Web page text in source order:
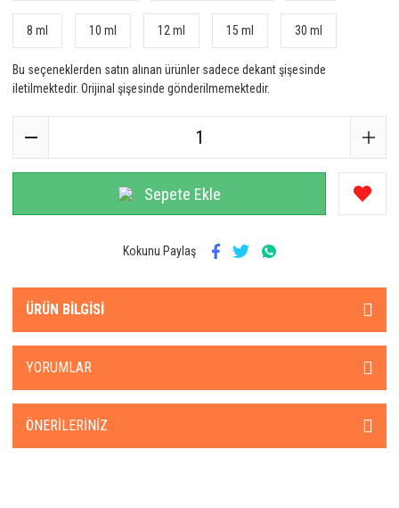
8 ml 10 ml 12 ml 15 ml 30 ml
Bu seçeneklerden satın alınan ürünler sadece dekant şişesinde
iletilmektedir. Orijinal şişesinde gönderilmemektedir.
Sepete Ekle
Kokunu Paylaş
ÜRÜN BILGISI
YORUMLAR
ÖNERILERINIZ